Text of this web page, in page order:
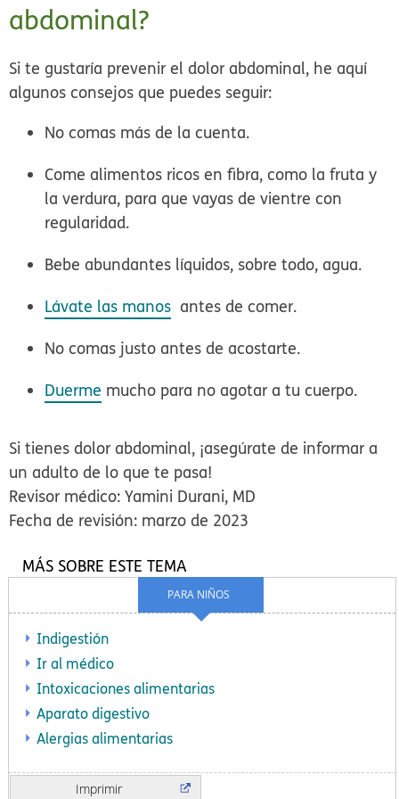
abdominal?
Si te gustaría prevenir el dolor abdominal, he aquí
algunos consejos que puedes seguir:
No comas más de la cuenta.
Come alimentos ricos en fibra, como la fruta y
la verdura, para que vayas de vientre con
regularidad.
Bebe abundantes líquidos, sobre todo, agua.
Lávate las manos antes de comer.
No comas justo antes de acostarte.
Duerme mucho para no agotar a tu cuerpo.
Si tienes dolor abdominal, ¡asegúrate de informar a
un adulto de lo que te pasa!
Revisor médico: Yamini Durani, MD
Fecha de revisión: marzo de 2023
PARA NIÑOS
MÁS SOBRE ESTE TEMA
Indigestión
Ir al médico
Intoxicaciones alimentarias
Aparato digestivo
Alergias alimentarias
Imprimir